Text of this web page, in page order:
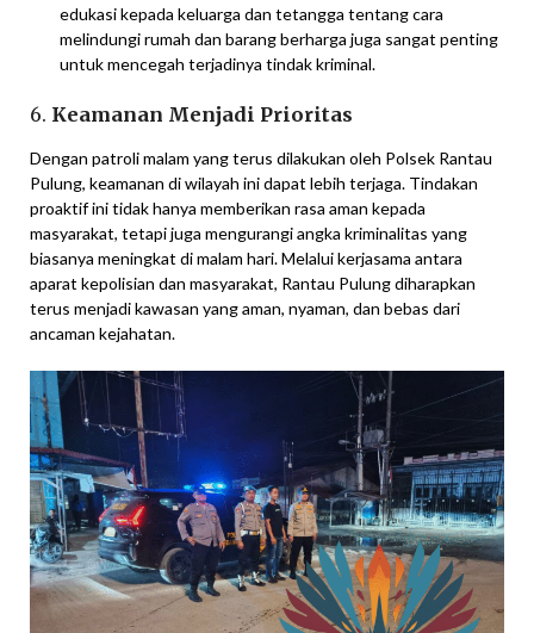
edukasi kepada keluarga dan tetangga tentang cara
melindungi rumah dan barang berharga juga sangat penting
untuk mencegah terjadinya tindak kriminal.
6. Keamanan Menjadi Prioritas
Dengan patroli malam yang terus dilakukan oleh Polsek Rantau
Pulung, keamanan di wilayah ini dapat lebih terjaga. Tindakan
proaktif ini tidak hanya memberikan rasa aman kepada
masyarakat, tetapi juga mengurangi angka kriminalitas yang
biasanya meningkat di malam hari. Melalui kerjasama antara
aparat kepolisian dan masyarakat, Rantau Pulung diharapkan
terus menjadi kawasan yang aman, nyaman, dan bebas dari
ancaman kejahatan.